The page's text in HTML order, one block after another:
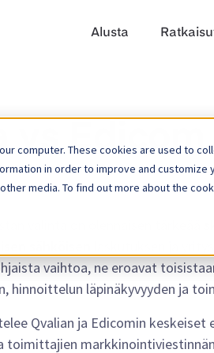
computer. These cookies are used to
in order to improve and
media. To find out more about the
Alusta
vs
vaihtoa, ne eroavat
hinnoittelun läpinäkyvyyden ja
Qvalian ja Edicomin
toimittajien